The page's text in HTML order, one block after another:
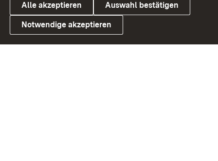
Link zum Landesportal
Alle akzeptieren Auswahl bestätigen
Notwendige akzeptieren